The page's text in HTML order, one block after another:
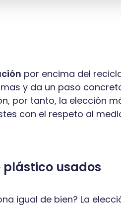
por encima del
y da un paso
por tanto, la elección
con el respeto al
plástico usados
igual de bien? La